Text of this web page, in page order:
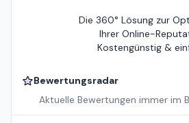
Die 360° Lösung zur
Ihrer Online-
Kostengünstig &
Bewertungsradar
Aktuelle Bewertungen immer im